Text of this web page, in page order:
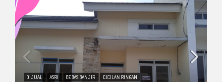
DIJUAL ASRI BEBAS BANJIR CICILAN RINGAN